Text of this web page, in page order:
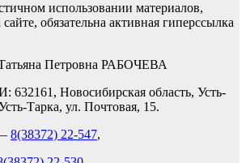
использовании материалов,
обязательна активная гиперссылка
Петровна РАБОЧЕВА
Новосибирская область, Усть-
Тарка, ул. Почтовая, 15.
8(38372) 22-547,